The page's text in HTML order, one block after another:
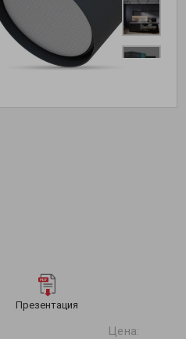
Презентация
Цена: